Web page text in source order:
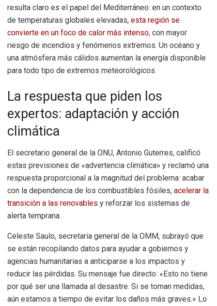
resulta claro es el papel del Mediterráneo: en un contexto
de temperaturas globales elevadas, esta región se
convierte en un foco de calor más intenso, con mayor
riesgo de incendios y fenómenos extremos. Un océano y
una atmósfera más cálidos aumentan la energía disponible
para todo tipo de extremos meteorológicos.
La respuesta que piden los
expertos: adaptación y acción
climática
El secretario general de la ONU, Antonio Guterres, calificó
estas previsiones de «advertencia climática» y reclamó una
respuesta proporcional a la magnitud del problema: acabar
con la dependencia de los combustibles fósiles, acelerar la
transición a las renovables y reforzar los sistemas de
alerta temprana.
Celeste Saulo, secretaria general de la OMM, subrayó que
se están recopilando datos para ayudar a gobiernos y
agencias humanitarias a anticiparse a los impactos y
reducir las pérdidas. Su mensaje fue directo: «Esto no tiene
por qué ser una llamada al desastre. Si se toman medidas,
aún estamos a tiempo de evitar los daños más graves.» Lo